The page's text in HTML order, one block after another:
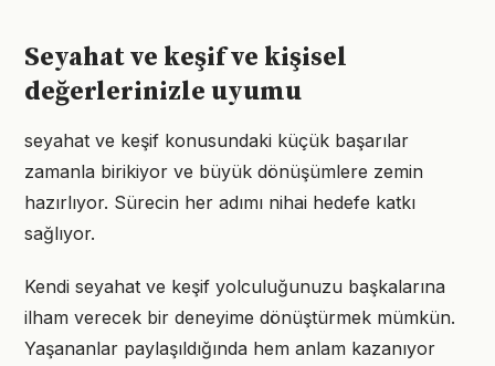
Seyahat ve keşif ve kişisel
değerlerinizle uyumu
seyahat ve keşif konusundaki küçük başarılar
zamanla birikiyor ve büyük dönüşümlere zemin
hazırlıyor. Sürecin her adımı nihai hedefe katkı
sağlıyor.
Kendi seyahat ve keşif yolculuğunuzu başkalarına
ilham verecek bir deneyime dönüştürmek mümkün.
Yaşananlar paylaşıldığında hem anlam kazanıyor